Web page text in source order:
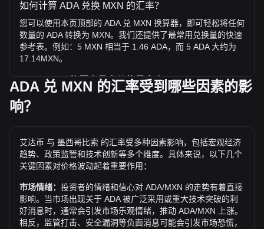
如何计算 ADA 兑换 MXN 的汇率？
您可以使用本页顶部的 ADA 兑 MXN 换算器，即可轻松将任何
数量的 ADA 转换为 MXN。我们还提供了最常用兑换量的快速
参考表。例如：5 MXN 相当于 1.46 ADA，而 5 ADA 大约为
17.14MXN。
ADA / MXN 的历史最高价格是多少？
1 ADA 兑 MXN 的历史最高价为 Mex$53.86。1 ADA / MXN 的
价值是否还会超越目前的历史最高价呢？让我们拭目以待。
过去7天内，艾达币（ADA）的汇率上升了5.19%。 过去1个
月内，艾达币（ADA）兑 墨西哥比索（MXN）的汇率上升了
17.00%。
ADA 兑 MXN 的汇率受到哪些因素的影
响？
艾达币 与 墨西哥比索 的汇率受多种因素影响，包括宏观经济
趋势、政策监管和技术创新等多个维度。具体来说，以下几个
关键因素对价格波动起着重要作用：
市场情绪： 投资者的情绪和信心对 ADA/MXN 的走势有着直接
影响。当市场出现关于 ADA 被广泛采用或重大技术突破的利
好消息时，通常会引发市场乐观情绪，推动 ADA/MXN 上涨。
相反，监管打击、安全漏洞等负面消息可能会引发市场恐慌，